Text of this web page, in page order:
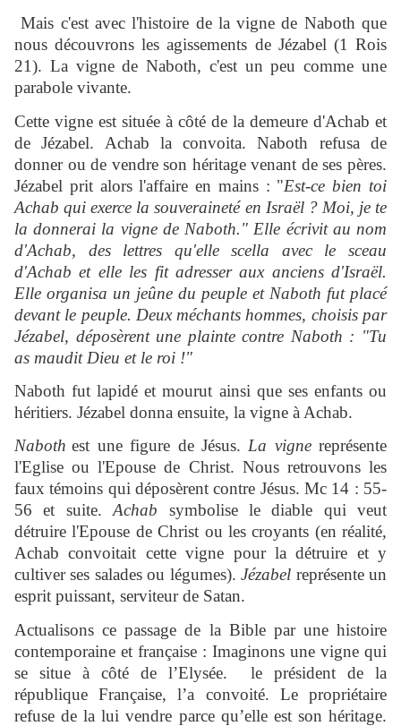
Mais c'est avec l'histoire de la vigne de Naboth que
nous découvrons les agissements de Jézabel (1 Rois
21). La vigne de Naboth, c'est un peu comme une
parabole vivante.
Cette vigne est située à côté de la demeure d'Achab et
de Jézabel. Achab la convoita. Naboth refusa de
donner ou de vendre son héritage venant de ses pères.
Jézabel prit alors l'affaire en mains : "Est-ce bien toi
Achab qui exerce la souveraineté en Israël ? Moi, je te
la donnerai la vigne de Naboth." Elle écrivit au nom
d'Achab, des lettres qu'elle scella avec le sceau
d'Achab et elle les fit adresser aux anciens d'Israël.
Elle organisa un jeûne du peuple et Naboth fut placé
devant le peuple. Deux méchants hommes, choisis par
Jézabel, déposèrent une plainte contre Naboth : "Tu
as maudit Dieu et le roi !"
Naboth fut lapidé et mourut ainsi que ses enfants ou
héritiers. Jézabel donna ensuite, la vigne à Achab.
Naboth est une figure de Jésus.La vignereprésente
l'Eglise ou l'Epouse de Christ. Nous retrouvons les
faux témoins qui déposèrent contre Jésus. Mc 14 : 55-
56 et suite.Achab symbolise le diable qui veut
détruire l'Epouse de Christ ou les croyants (en réalité,
Achab convoitait cette vigne pour la détruire et y
cultiver ses salades ou légumes).Jézabel représente un
esprit puissant, serviteur de Satan.
Actualisons ce passage de la Bible par une histoire
contemporaine et française : Imaginons une vigne qui
se situe à côté de l’Elysée. le président de la
république Française, l’a convoité. Le propriétaire
refuse de la lui vendre parce qu’elle est son héritage.